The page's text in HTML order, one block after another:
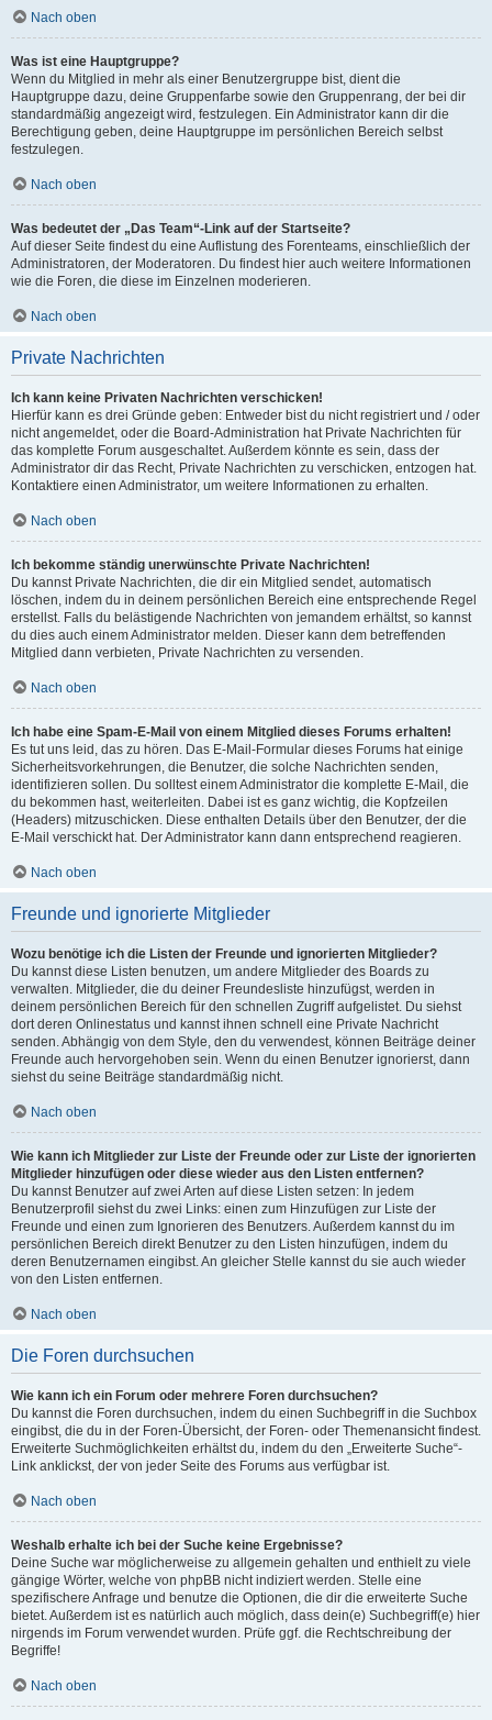
Nach oben
Was ist eine Hauptgruppe?
Wenn du Mitglied in mehr als einer Benutzergruppe bist, dient die
Hauptgruppe dazu, deine Gruppenfarbe sowie den Gruppenrang, der bei dir
standardmäßig angezeigt wird, festzulegen. Ein Administrator kann dir die
Berechtigung geben, deine Hauptgruppe im persönlichen Bereich selbst
festzulegen.
Nach oben
Was bedeutet der „Das Team“-Link auf der Startseite?
Auf dieser Seite findest du eine Auflistung des Forenteams, einschließlich der
Administratoren, der Moderatoren. Du findest hier auch weitere Informationen
wie die Foren, die diese im Einzelnen moderieren.
Nach oben
Private Nachrichten
Ich kann keine Privaten Nachrichten verschicken!
Hierfür kann es drei Gründe geben: Entweder bist du nicht registriert und / oder
nicht angemeldet, oder die Board-Administration hat Private Nachrichten für
das komplette Forum ausgeschaltet. Außerdem könnte es sein, dass der
Administrator dir das Recht, Private Nachrichten zu verschicken, entzogen hat.
Kontaktiere einen Administrator, um weitere Informationen zu erhalten.
Nach oben
Ich bekomme ständig unerwünschte Private Nachrichten!
Du kannst Private Nachrichten, die dir ein Mitglied sendet, automatisch
löschen, indem du in deinem persönlichen Bereich eine entsprechende Regel
erstellst. Falls du belästigende Nachrichten von jemandem erhältst, so kannst
du dies auch einem Administrator melden. Dieser kann dem betreffenden
Mitglied dann verbieten, Private Nachrichten zu versenden.
Nach oben
Ich habe eine Spam-E-Mail von einem Mitglied dieses Forums erhalten!
Es tut uns leid, das zu hören. Das E-Mail-Formular dieses Forums hat einige
Sicherheitsvorkehrungen, die Benutzer, die solche Nachrichten senden,
identifizieren sollen. Du solltest einem Administrator die komplette E-Mail, die
du bekommen hast, weiterleiten. Dabei ist es ganz wichtig, die Kopfzeilen
(Headers) mitzuschicken. Diese enthalten Details über den Benutzer, der die
E-Mail verschickt hat. Der Administrator kann dann entsprechend reagieren.
Nach oben
Freunde und ignorierte Mitglieder
Wozu benötige ich die Listen der Freunde und ignorierten Mitglieder?
Du kannst diese Listen benutzen, um andere Mitglieder des Boards zu
verwalten. Mitglieder, die du deiner Freundesliste hinzufügst, werden in
deinem persönlichen Bereich für den schnellen Zugriff aufgelistet. Du siehst
dort deren Onlinestatus und kannst ihnen schnell eine Private Nachricht
senden. Abhängig von dem Style, den du verwendest, können Beiträge deiner
Freunde auch hervorgehoben sein. Wenn du einen Benutzer ignorierst, dann
siehst du seine Beiträge standardmäßig nicht.
Nach oben
Wie kann ich Mitglieder zur Liste der Freunde oder zur Liste der ignorierten
Mitglieder hinzufügen oder diese wieder aus den Listen entfernen?
Du kannst Benutzer auf zwei Arten auf diese Listen setzen: In jedem
Benutzerprofil siehst du zwei Links: einen zum Hinzufügen zur Liste der
Freunde und einen zum Ignorieren des Benutzers. Außerdem kannst du im
persönlichen Bereich direkt Benutzer zu den Listen hinzufügen, indem du
deren Benutzernamen eingibst. An gleicher Stelle kannst du sie auch wieder
von den Listen entfernen.
Nach oben
Die Foren durchsuchen
Wie kann ich ein Forum oder mehrere Foren durchsuchen?
Du kannst die Foren durchsuchen, indem du einen Suchbegriff in die Suchbox
eingibst, die du in der Foren-Übersicht, der Foren- oder Themenansicht findest.
Erweiterte Suchmöglichkeiten erhältst du, indem du den „Erweiterte Suche“-
Link anklickst, der von jeder Seite des Forums aus verfügbar ist.
Nach oben
Weshalb erhalte ich bei der Suche keine Ergebnisse?
Deine Suche war möglicherweise zu allgemein gehalten und enthielt zu viele
gängige Wörter, welche von phpBB nicht indiziert werden. Stelle eine
spezifischere Anfrage und benutze die Optionen, die dir die erweiterte Suche
bietet. Außerdem ist es natürlich auch möglich, dass dein(e) Suchbegriff(e) hier
nirgends im Forum verwendet wurden. Prüfe ggf. die Rechtschreibung der
Begriffe!
Nach oben